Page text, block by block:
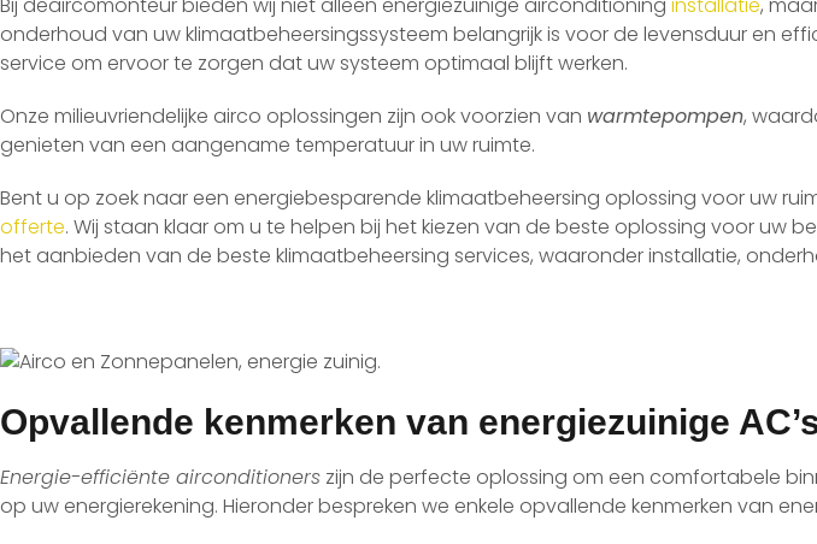
Bij deaircomonteur bieden wij niet alleen energiezuinige airconditioning installatie,
onderhoud van uw klimaatbeheersingssysteem belangrijk is voor de levensduur en
service om ervoor te zorgen dat uw systeem optimaal blijft werken.
Onze milieuvriendelijke airco oplossingen zijn ook voorzien van warmtepompen,
genieten van een aangename temperatuur in uw ruimte.
Bent u op zoek naar een energiebesparende klimaatbeheersing oplossing voor uw
offerte. Wij staan klaar om u te helpen bij het kiezen van de beste oplossing voor uw
het aanbieden van de beste klimaatbeheersing services, waaronder installatie,
Opvallende kenmerken van energiezuinige
Energie-efficiënte airconditioners zijn de perfecte oplossing om een comfortabele
op uw energierekening. Hieronder bespreken we enkele opvallende kenmerken van